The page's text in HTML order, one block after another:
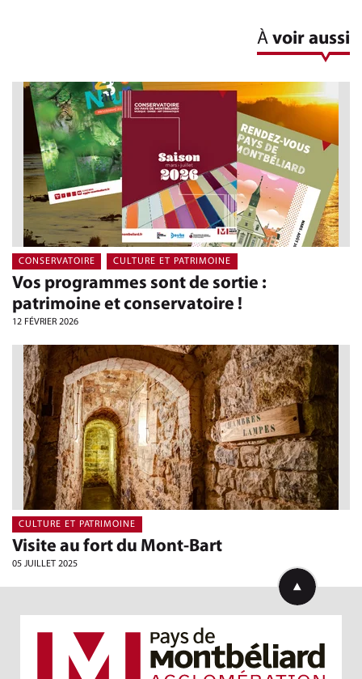
À voir aussi
Vos programmes sont de sortie :
patrimoine et conservatoire !
12 FÉVRIER 2026
CONSERVATOIRE CULTURE ET PATRIMOINE
Visite au fort du Mont-Bart
05 JUILLET 2025
CULTURE ET PATRIMOINE
Retourner en